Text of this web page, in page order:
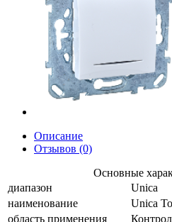
Описание
Отзывов (0)
Основные
диапазон
Unica
наименование
Unica
область применения